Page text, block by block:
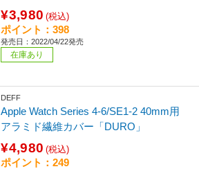
¥3,980 (税込)
ポイント：398
発売日：2022/04/22発売
在庫あり
DEFF
Apple Watch Series 4-6/SE1-2 40mm用
アラミド繊維カバー「DURO」
¥4,980 (税込)
ポイント：249